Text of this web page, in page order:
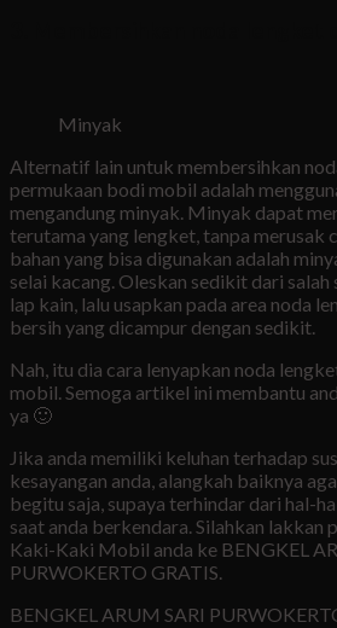
Minyak
Alternatif lain untuk membersihkan
permukaan bodi mobil adalah
mengandung minyak. Minyak dapat
terutama yang lengket, tanpa merusak
bahan yang bisa digunakan adalah
selai kacang. Oleskan sedikit dari
lap kain, lalu usapkan pada area noda
bersih yang dicampur dengan sedikit.
Nah, itu dia cara lenyapkan noda
mobil. Semoga artikel ini membantu
ya 🙂
Jika anda memiliki keluhan terhadap
kesayangan anda, alangkah baiknya
begitu saja, supaya terhindar dari hal-
saat anda berkendara. Silahkan lakkan
Kaki-Kaki Mobil anda ke BENGKEL
PURWOKERTO GRATIS.
BENGKEL ARUM SARI